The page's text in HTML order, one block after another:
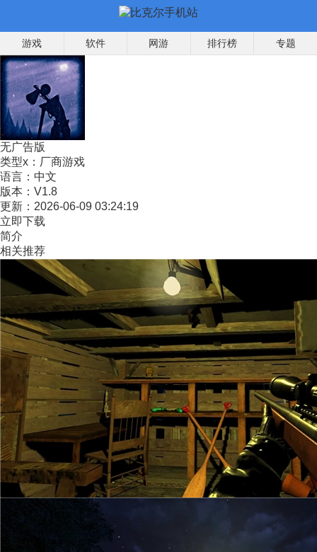
游戏 软件 网游 排行榜 专题
无广告版
类型x： 厂商游戏
语言： 中文
版本： V1.8
更新： 2026-06-09 03:24:19
立即下载
简介
相关推荐